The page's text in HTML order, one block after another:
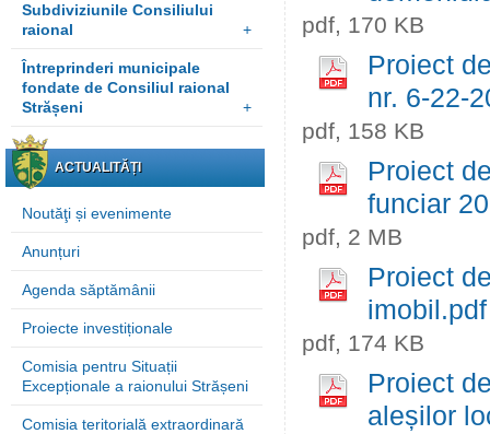
Subdiviziunile Consiliului
raional
+
Întreprinderi municipale
fondate de Consiliul raional
Strășeni
+
ACTUALITĂȚI
Noutăţi și evenimente
Anunțuri
Agenda săptămânii
Proiecte investiționale
Comisia pentru Situații
Excepționale a raionului Strășeni
Comisia teritorială extraordinară
pdf, 170 KB
Proiect
nr. 6-22-
pdf, 158 KB
Proiect
funciar
pdf, 2 MB
Proiect
imobil.pdf
pdf, 174 KB
Proiect
aleșilor